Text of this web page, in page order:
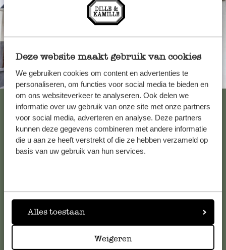
Deze website maakt gebruik van cookies
We gebruiken cookies om content en advertenties te
personaliseren, om functies voor social media te bieden en
om ons websiteverkeer te analyseren. Ook delen we
informatie over uw gebruik van onze site met onze partners
voor social media, adverteren en analyse. Deze partners
kunnen deze gegevens combineren met andere informatie
die u aan ze heeft verstrekt of die ze hebben verzameld op
basis van uw gebruik van hun services.
Alles toestaan
Weigeren
Immer in der Nähe
Alle 62 Geschäfte anzeigen
Kundenservice/Hilfe
die Antworten aufhäufig gestellte Fragen.
kundenservice@dille-kamille.de